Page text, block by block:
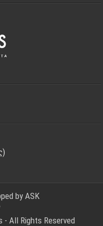
by ASK
- All Rights Reserved